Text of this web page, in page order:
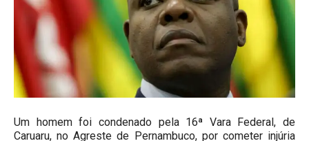
Um homem foi condenado pela 16ª Vara Federal, de
Caruaru, no Agreste de Pernambuco, por cometer injúria